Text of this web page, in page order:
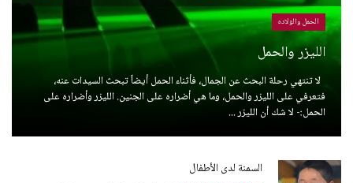
الحمل والولاده
الليزر والحمل
لا تنتهي رحلة البحث عن الجمال، فأثناء الحمل أيضاً تبحث السيدات عنه،
فتعرفي على الليزر والحمل، وما هي أضراره على الجنين. الليزر وأضراره على
الحمل:- لا شك أن الليزر ...
السمنة لدى الأطفال